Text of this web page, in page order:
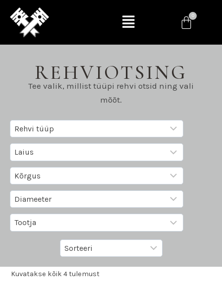
REHVIOTSING
Tee valik, millist tüüpi rehvi otsid ning vali
mõõt.
Kuvatakse kõik 4 tulemust